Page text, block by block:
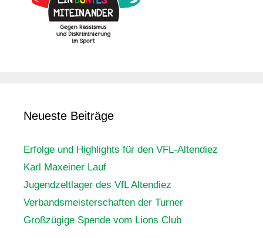
Neueste Beiträge
Erfolge und Highlights für den VFL-Altendiez
Karl Maxeiner Lauf
Jugendzeltlager des VfL Altendiez
Verbandsmeisterschaften der Turner
Großzügige Spende vom Lions Club